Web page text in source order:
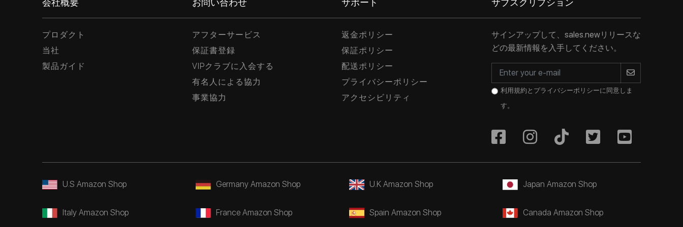
会社概要
プロダクト
当社
製品ガイド
お問い合わせ
アフターサービス
保証書登録
VIPクラブに入会する
有名人による協力
事業協力
サポート
返金ポリシー
保証ポリシー
配送ポリシー
プライバシーポリシー
アクセシビリティ
サブスクリプション
サインアップして、sales.newリリースな
どの最新情報を入手してください。
利用規約とプライバシーポリシーに同意しま
す。
U.S Amazon Shop Germany Amazon Shop U.K Amazon Shop Japan Amazon Shop
Italy Amazon Shop France Amazon Shop Spain Amazon Shop Canada Amazon Shop